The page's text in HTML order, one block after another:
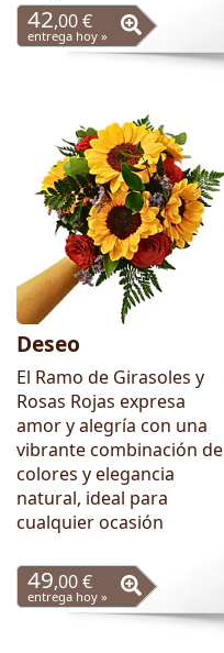
42,00 €
entrega hoy »
Deseo
El Ramo de Girasoles y
Rosas Rojas expresa
amor y alegría con una
vibrante combinación de
colores y elegancia
natural, ideal para
cualquier ocasión
49,00 €
entrega hoy »